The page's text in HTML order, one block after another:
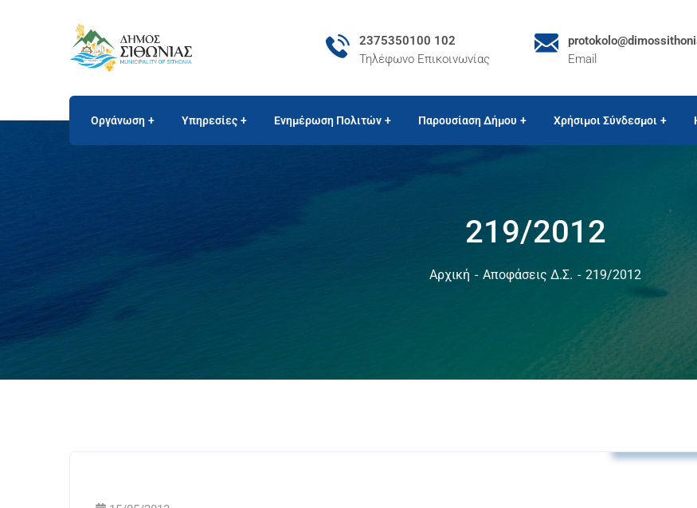
2375350100 102
Τηλέφωνο Επικοινωνίας
Email
Οργάνωση Υπηρεσίες Ενημέρωση Πολιτών Παρουσίαση Δήμου Χρήσιμοι Σύνδεσμοι
219/2012
Αρχική Αποφάσεις Δ.Σ. 219/2012